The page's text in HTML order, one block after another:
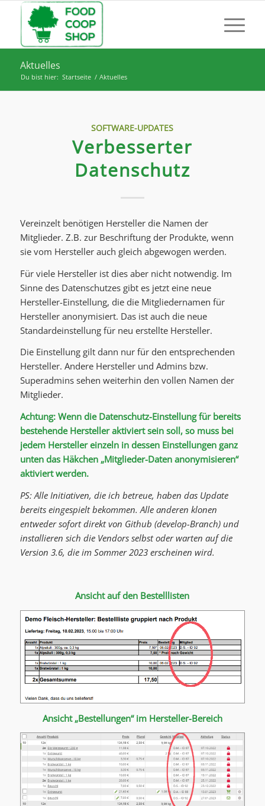
Aktuelles
Du bist hier: Startseite / Aktuelles
SOFTWARE-UPDATES
Verbesserter
Datenschutz
Vereinzelt benötigen Hersteller die Namen der
Mitglieder. Z.B. zur Beschriftung der Produkte, wenn
sie vom Hersteller auch gleich abgewogen werden.
Für viele Hersteller ist dies aber nicht notwendig. Im
Sinne des Datenschutzes gibt es jetzt eine neue
Hersteller-Einstellung, die die Mitgliedernamen für
Hersteller anonymisiert. Das ist auch die neue
Standardeinstellung für neu erstellte Hersteller.
Die Einstellung gilt dann nur für den entsprechenden
Hersteller. Andere Hersteller und Admins bzw.
Superadmins sehen weiterhin den vollen Namen der
Mitglieder.
Achtung: Wenn die Datenschutz-Einstellung für bereits
bestehende Hersteller aktiviert sein soll, so muss bei
jedem Hersteller einzeln in dessen Einstellungen ganz
unten das Häkchen „Mitglieder-Daten anonymisieren“
aktiviert werden.
PS: Alle Initiativen, die ich betreue, haben das Update
bereits eingespielt bekommen. Alle anderen klonen
entweder sofort direkt von Github (develop-Branch) und
installieren sich die Vendors selbst oder warten auf die
Version 3.6, die im Sommer 2023 erscheinen wird.
Ansicht auf den Bestelllisten
Ansicht „Bestellungen“ im Hersteller-Bereich